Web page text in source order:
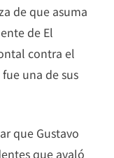
de que asuma
de El
contra el
una de sus
que Gustavo
que avaló